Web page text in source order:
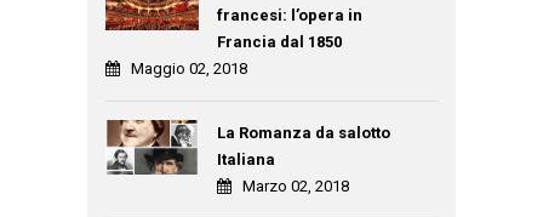
francesi: l’opera in
Francia dal 1850
Maggio 02, 2018
La Romanza da salotto
Italiana
Marzo 02, 2018